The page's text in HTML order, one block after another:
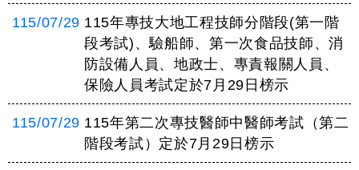
115/07/29 115年專技大地工程技師分階段(第一階
段考試)、驗船師、第一次食品技師、消
防設備人員、地政士、專責報關人員、
保險人員考試定於7月29日榜示
115/07/29 115年第二次專技醫師中醫師考試（第二
階段考試）定於7月29日榜示